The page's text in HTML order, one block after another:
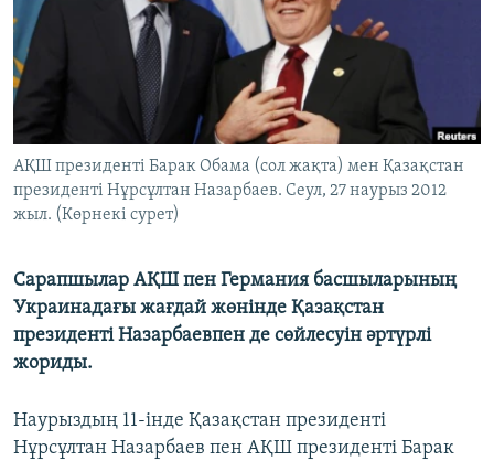
ЖАЗЫЛЫҢЫЗ
Басқа тілдерде
АҚШ президенті Барак Обама (сол жақта) мен Қазақстан
президенті Нұрсұлтан Назарбаев. Сеул, 27 наурыз 2012
жыл. (Көрнекі сурет)
Сарапшылар АҚШ пен Германия басшыларының
Украинадағы жағдай жөнінде Қазақстан
президенті Назарбаевпен де сөйлесуін әртүрлі
жориды.
Наурыздың 11-інде Қазақстан президенті
Нұрсұлтан Назарбаев пен АҚШ президенті Барак